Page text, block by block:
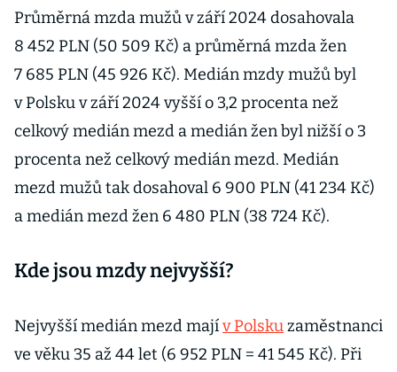
Průměrná mzda mužů v září 2024 dosahovala
8 452 PLN (50 509 Kč) a průměrná mzda žen
7 685 PLN (45 926 Kč). Medián mzdy mužů byl
v Polsku v září 2024 vyšší o 3,2 procenta než
celkový medián mezd a medián žen byl nižší o 3
procenta než celkový medián mezd. Medián
mezd mužů tak dosahoval 6 900 PLN (41 234 Kč)
a medián mezd žen 6 480 PLN (38 724 Kč).
Kde jsou mzdy nejvyšší?
Nejvyšší medián mezd majív Polskuzaměstnanci
ve věku 35 až 44 let (6 952 PLN = 41 545 Kč). Při